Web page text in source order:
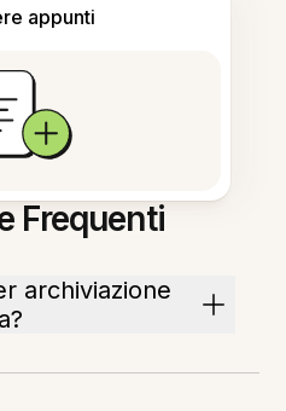
appunti
Frequenti
archiviazione